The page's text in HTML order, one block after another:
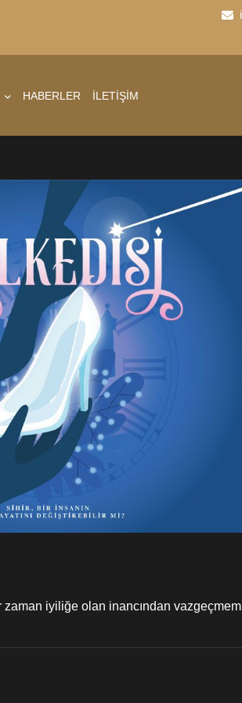
HABERLER İLETİŞİM
iyiliğe olan inancından